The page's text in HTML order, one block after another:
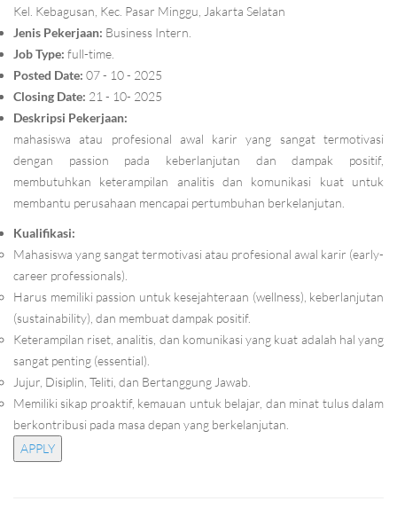
Kel. Kebagusan, Kec. Pasar Minggu, Jakarta Selatan
Jenis Pekerjaan: Business Intern.
Job Type: full-time.
Posted Date: 07 - 10 - 2025
Closing Date: 21 - 10- 2025
Deskripsi Pekerjaan:
mahasiswa atau profesional awal karir yang sangat termotivasi
dengan passion pada keberlanjutan dan dampak positif,
membutuhkan keterampilan analitis dan komunikasi kuat untuk
membantu perusahaan mencapai pertumbuhan berkelanjutan.
Kualifikasi:
Mahasiswa yang sangat termotivasi atau profesional awal karir (early-
career professionals).
Harus memiliki passion untuk kesejahteraan (wellness), keberlanjutan
(sustainability), dan membuat dampak positif.
Keterampilan riset, analitis, dan komunikasi yang kuat adalah hal yang
sangat penting (essential).
Jujur, Disiplin, Teliti, dan Bertanggung Jawab.
Memiliki sikap proaktif, kemauan untuk belajar, dan minat tulus dalam
berkontribusi pada masa depan yang berkelanjutan.
APPLY